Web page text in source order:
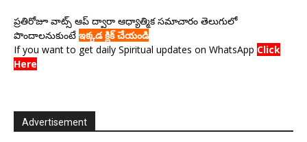
ప్రతిరోజూ వాట్స్ ఆప్ ద్వారా ఆధ్యాత్మిక సమాచారం తెలుగులో
పొందాలనుకుంటే ఇక్కడ క్లిక్ చేయండి
If you want to get daily Spiritual updates on WhatsApp Click
Here
Advertisement